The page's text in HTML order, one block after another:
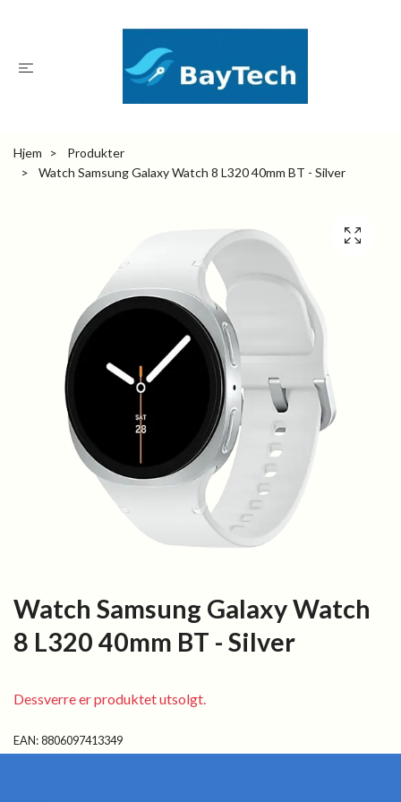
Hjem
Produkter
Watch Samsung Galaxy Watch 8 L320 40mm BT - Silver
Watch Samsung Galaxy Watch
8 L320 40mm BT - Silver
Dessverre er produktet utsolgt.
EAN:8806097413349